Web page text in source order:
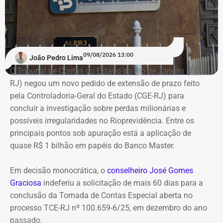
Erro no sistema do TSE aumenta patrimônio de André Ceciliano – Foto:
Reprodução
João Pedro Lima09/08/2026 13:00
O Tribunal de Contas do Estado do Rio de Janeiro (TCE-
RJ) negou um novo pedido de extensão de prazo feito
pela Controladoria-Geral do Estado (CGE-RJ) para
concluir a investigação sobre perdas milionárias e
possíveis irregularidades no Rioprevidência. Entre os
principais pontos sob apuração está a aplicação de
quase R$ 1 bilhão em papéis do Banco Master.
Em decisão monocrática, o conselheiro José Gomes
Graciosa indeferiu a solicitação de mais 60 dias para a
conclusão da Tomada de Contas Especial aberta no
processo TCE-RJ nº 100.659-6/25, em dezembro do ano
passado.